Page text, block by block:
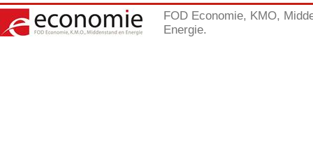
FOD Economie, KMO,
Energie.